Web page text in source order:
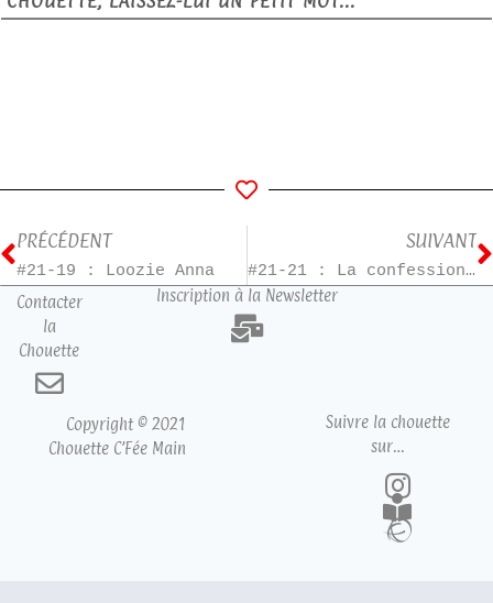
PRÉCÉDENT
#21-19 : Loozie Anna
SUIVANT
#21-21 : La confession de Cleve Wood
Contacter
la
Chouette
Inscription à la Newsletter
Copyright © 2021
Chouette C’Fée Main
Suivre la chouette
sur…